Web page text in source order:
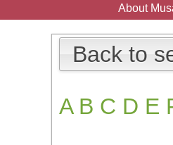
About
Back to
A B C D E